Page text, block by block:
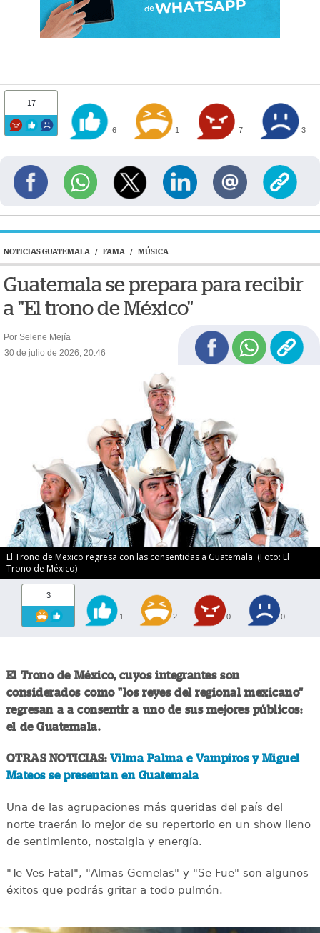
17
6 1 7 3
NOTICIAS GUATEMALA / FAMA / MÚSICA
Guatemala se prepara para recibir
a "El trono de México"
Por Selene Mejía
30 de julio de 2026, 20:46
El Trono de Mexico regresa con las consentidas a Guatemala. (Foto: El
Trono de México)
3
1 2 0 0
El Trono de México, cuyos integrantes son
considerados como "los reyes del regional mexicano"
regresan a a consentir a uno de sus mejores públicos:
el de Guatemala.
OTRAS NOTICIAS:Vilma Palma e Vampiros y Miguel
Mateos se presentan en Guatemala
Una de las agrupaciones más queridas del país del
norte traerán lo mejor de su repertorio en un show lleno
de sentimiento, nostalgia y energía.
"Te Ves Fatal", "Almas Gemelas" y "Se Fue" son algunos
éxitos que podrás gritar a todo pulmón.